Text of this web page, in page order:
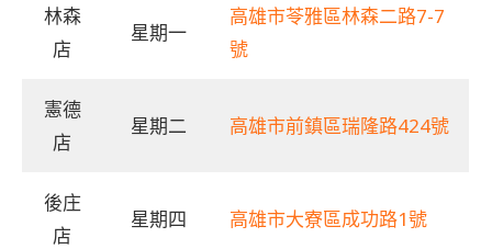
林森
店
星期一
高雄市苓雅區林森二路7-7
號
憲德
店
星期二 高雄市前鎮區瑞隆路424號
後庄
店
星期四 高雄市大寮區成功路1號